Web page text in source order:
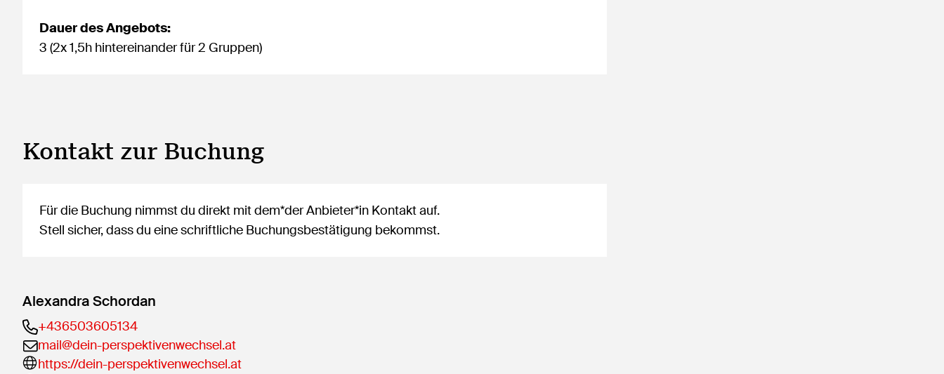
Dauer des Angebots:
3 (2x 1,5h hintereinander für 2 Gruppen)
Kontakt zur Buchung
Für die Buchung nimmst du direkt mit dem*der Anbieter*in Kontakt auf.
Stell sicher, dass du eine schriftliche Buchungsbestätigung bekommst.
Alexandra Schordan
+436503605134
mail@dein-perspektivenwechsel.at
https://dein-perspektivenwechsel.at